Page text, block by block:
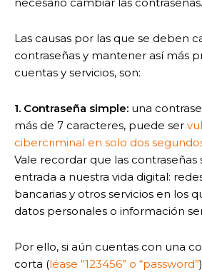
Las causas por las que se deben
contraseñas y mantener así más
cuentas y servicios, son:
1. Contraseña simple: una
más de 7 caracteres, puede ser
cibercriminal en solo dos
Vale recordar que las
entrada a nuestra vida digital:
bancarias y otros servicios en los
datos personales o información
Por ello, si aún cuentas con una
corta (léase “123456” o “password”